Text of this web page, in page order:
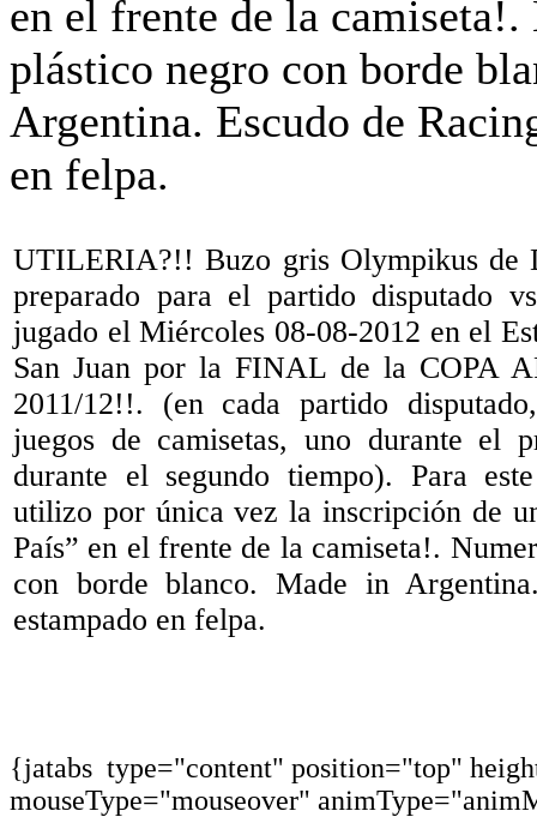
UTILERIA?!! Buzo gris Olympikus de
preparado para el partido disputado
jugado el Miércoles 08-08-2012 en el
San Juan por la FINAL de la COPA
2011/12!!. (en cada partido
juegos de camisetas, uno durante el
durante el segundo tiempo). Para
utilizo por única vez la inscripción de
País” en el frente de la camiseta!.
con borde blanco. Made in
estampado en felpa.
{jatabs type="content" position="top"
mouseType="mouseover"